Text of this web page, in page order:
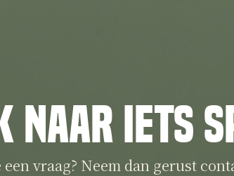
naar iets
vraag? Neem dan gerust